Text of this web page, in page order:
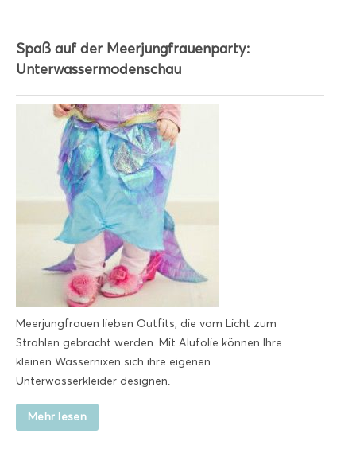
Spaß auf der Meerjungfrauenparty:
Unterwassermodenschau
Meerjungfrauen lieben Outfits, die vom Licht zum
Strahlen gebracht werden. Mit Alufolie können Ihre
kleinen Wassernixen sich ihre eigenen
Unterwasserkleider designen.
Mehr lesen